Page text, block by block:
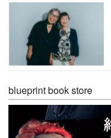
blueprint book store